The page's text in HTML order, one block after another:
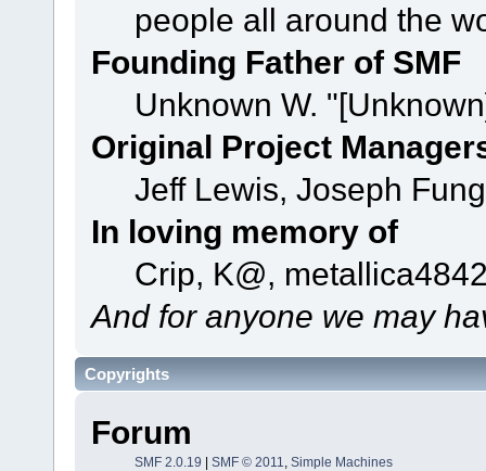
people all around the
Founding Father of SMF
Unknown W.
Original Project
Jeff Lewis, Joseph
In loving memory of
Crip, K@,
And for anyone we may
Copyrights
Forum
SMF 2.0.19 | SMF © 2011 Simple Machines